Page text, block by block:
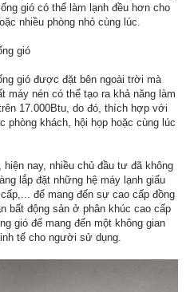
gió có thể làm lạnh đều hơn cho
nhiều phòng nhỏ cùng lúc.
gió
gió được đặt bên ngoài trời mà
máy nén có thể tạo ra khả năng làm
17.000Btu, do đó, thích hợp với
phòng khách, hội họp hoặc cùng lúc
nay, nhiều chủ đầu tư đã không
lắp đặt những hệ máy lạnh giấu
để mang đến sự cao cấp đồng
bất động sản ở phân khúc cao cấp
gió để mang đến một không gian
tế cho người sử dụng.